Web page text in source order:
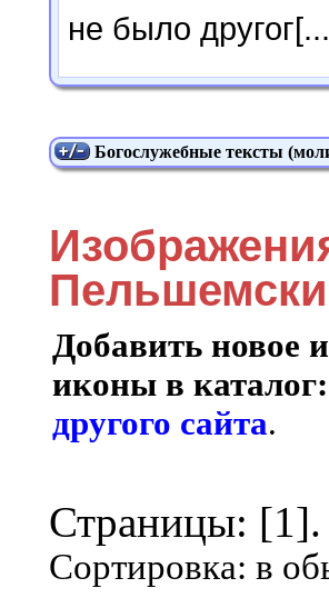
не было
Богослужебные тексты
Добавить новое
иконы в
другого сайта.
Страницы:
Сортировка: в